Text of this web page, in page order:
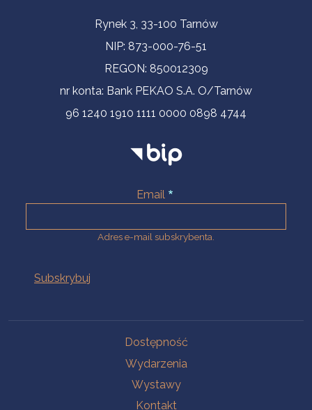
Informacje kontaktoweRynek 3, 33-100 Tarnów
NIP: 873-000-76-51
REGON: 850012309
nr konta: Bank PEKAO S.A. O/Tarnów
96 1240 1910 1111 0000 0898 4744
Email
Adres e-mail subskrybenta.
Dostępność
Wydarzenia
Wystawy
Kontakt